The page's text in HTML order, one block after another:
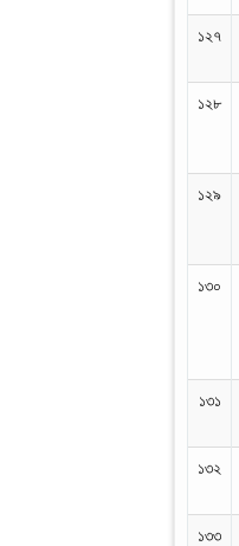
১২৭
১২৮
১২৯
১৩০
১৩১
১৩২
১৩৩